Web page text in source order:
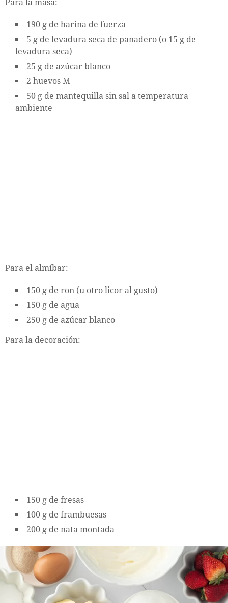
Para la masa:
190 g de harina de fuerza
5 g de levadura seca de panadero (o 15 g de
levadura seca)
25 g de azúcar blanco
2 huevos M
50 g de mantequilla sin sal a temperatura
ambiente
Para el almíbar:
150 g de ron (u otro licor al gusto)
150 g de agua
250 g de azúcar blanco
Para la decoración:
150 g de fresas
100 g de frambuesas
200 g de nata montada